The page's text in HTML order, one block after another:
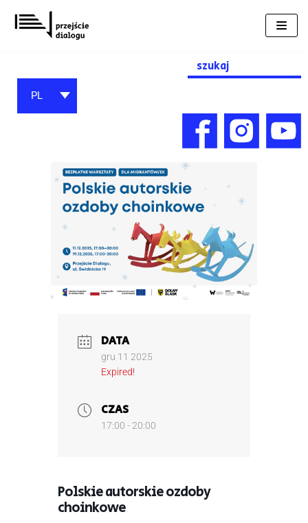
Przejdź
do
Search
for:
PL
DATA
gru 11 2025
Expired!
CZAS
17:00 - 20:00
Polskie autorskie ozdoby
choinkowe